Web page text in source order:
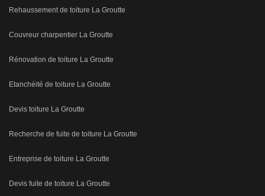
Rehaussement de toiture La Groutte
Couvreur charpentier La Groutte
Rénovation de toiture La Groutte
Etanchéité de toiture La Groutte
Devis toiture La Groutte
Recherche de fuite de toiture La Groutte
Entreprise de toiture La Groutte
Devis fuite de toiture La Groutte